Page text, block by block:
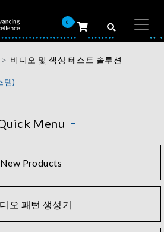
0
비디오 및 색상 테스트 솔루션
템)
Menu
New Products
오 패턴 생성기